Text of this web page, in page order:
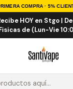
COMPRA · 5%
HOY en Stgo |
de (Lun-Vie
RESISTENCIAS
para TFV9